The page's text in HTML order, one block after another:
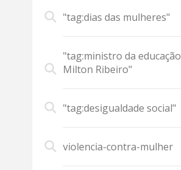
"tag:dias das mulheres"
"tag:ministro da educação
Milton Ribeiro"
"tag:desigualdade social"
violencia-contra-mulher